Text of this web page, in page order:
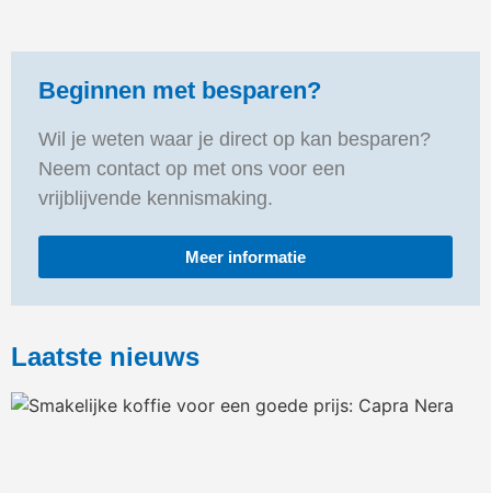
Beginnen met besparen?
Wil je weten waar je direct op kan besparen?
Neem contact op met ons voor een
vrijblijvende kennismaking.
Meer informatie
Laatste nieuws